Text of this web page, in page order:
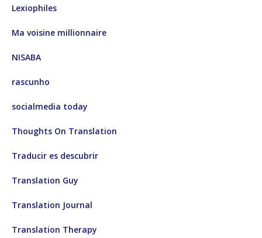
Lexiophiles
Ma voisine millionnaire
NISABA
rascunho
socialmedia today
Thoughts On Translation
Traducir es descubrir
Translation Guy
Translation Journal
Translation Therapy